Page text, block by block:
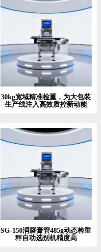
30kg宽域精准检重，为大包装
生产线注入高效质控新动能
SG-150润唇膏管485g动态检重
秤自动选别机精度高